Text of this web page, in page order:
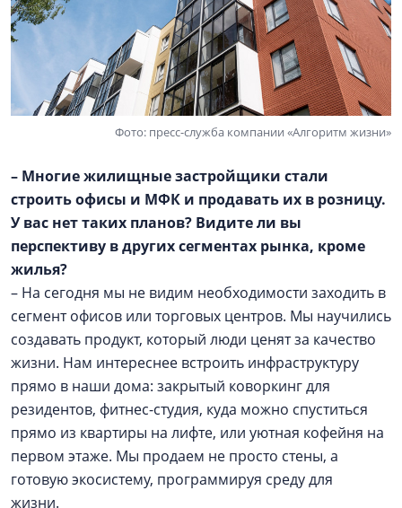
Фото: пресс-служба компании «Алгоритм жизни»
– Многие жилищные застройщики стали
строить офисы и МФК и продавать их в розницу.
У вас нет таких планов? Видите ли вы
перспективу в других сегментах рынка, кроме
жилья?
– На сегодня мы не видим необходимости заходить в
сегмент офисов или торговых центров. Мы научились
создавать продукт, который люди ценят за качество
жизни. Нам интереснее встроить инфраструктуру
прямо в наши дома: закрытый коворкинг для
резидентов, фитнес-студия, куда можно спуститься
прямо из квартиры на лифте, или уютная кофейня на
первом этаже. Мы продаем не просто стены, а
готовую экосистему, программируя среду для
жизни.